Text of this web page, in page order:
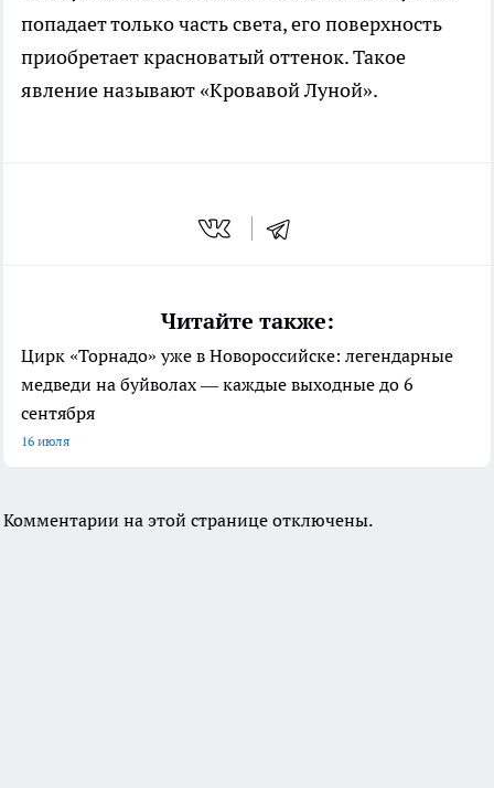
попадает только часть света, его поверхность
приобретает красноватый оттенок. Такое
явление называют «Кровавой Луной».
Читайте также:
Цирк «Торнадо» уже в Новороссийске: легендарные
медведи на буйволах — каждые выходные до 6
сентября
16 июля
Комментарии на этой странице отключены.